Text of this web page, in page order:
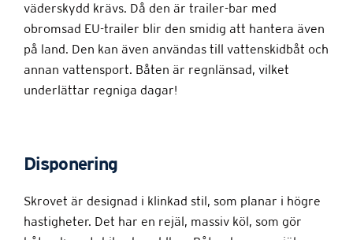
väderskydd krävs. Då den är trailer-bar med
obromsad EU-trailer blir den smidig att hantera även
på land. Den kan även användas till vattenskidbåt och
annan vattensport. Båten är regnlänsad, vilket
underlättar regniga dagar!
Disponering
Skrovet är designad i klinkad stil, som planar i högre
hastigheter. Det har en rejäl, massiv köl, som gör